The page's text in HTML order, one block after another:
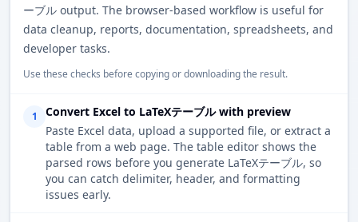
ーブル output. The browser-based workflow is useful for
data cleanup, reports, documentation, spreadsheets, and
developer tasks.
Use these checks before copying or downloading the result.
1
Convert Excel to LaTeXテーブル with preview
Paste Excel data, upload a supported file, or extract a
table from a web page. The table editor shows the
parsed rows before you generate LaTeXテーブル, so
you can catch delimiter, header, and formatting
issues early.